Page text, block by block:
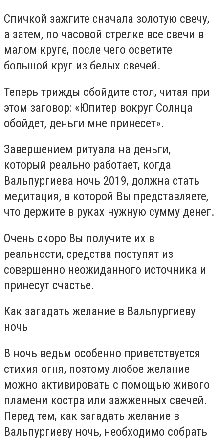
Спичкой зажгите сначала золотую свечу,
а затем, по часовой стрелке все свечи в
малом круге, после чего осветите
большой круг из белых свечей.
Теперь трижды обойдите стол, читая при
этом заговор: «Юпитер вокруг Солнца
обойдет, деньги мне принесет».
Завершением ритуала на деньги,
который реально работает, когда
Вальпургиева ночь 2019, должна стать
медитация, в которой Вы представляете,
что держите в руках нужную сумму денег.
Очень скоро Вы получите их в
реальности, средства поступят из
совершенно неожиданного источника и
принесут счастье.
Как загадать желание в Вальпургиеву
ночь
В ночь ведьм особенно приветствуется
стихия огня, поэтому любое желание
можно активировать с помощью живого
пламени костра или зажженных свечей.
Перед тем, как загадать желание в
Вальпургиеву ночь, необходимо собрать